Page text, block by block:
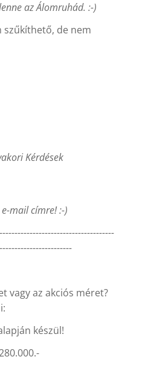
az Álomruhád. :-)
szűkíthető, de nem
Kérdések
e-mail címre! :-)
vagy az akciós méret?
készül!